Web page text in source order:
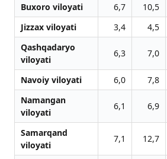
Buxoro viloyati
6,7 10,5
Jizzax viloyati
3,4 4,5
Qashqadaryo
viloyati
6,3 7,0
Navoiy viloyati 6,0 7,8
Namangan
viloyati
6,1 6,9
Samarqand
viloyati
7,1 12,7